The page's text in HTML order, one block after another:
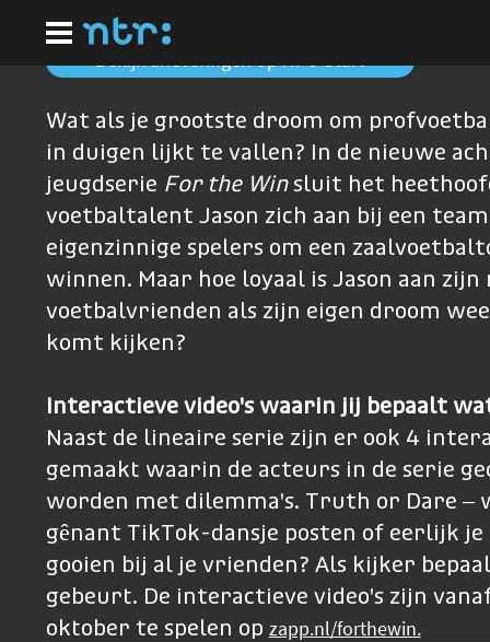
hoofdinhoud
Bekijk afleveringen op NPO Start
Wat als je grootste droom om
in duigen lijkt te vallen? In de nieuwe
jeugdserie For the Winsluit het
voetbaltalent Jason zich aan bij een
eigenzinnige spelers om een
winnen. Maar hoe loyaal is Jason aan zijn
voetbalvrienden als zijn eigen droom
komt kijken?
Interactieve video's waarin jij bepaalt
Naast de lineaire serie zijn er ook 4
gemaakt waarin de acteurs in de serie
worden met dilemma's. Truth or Dare –
gênant TikTok-dansje posten of eerlijk je
gooien bij al je vrienden? Als kijker
gebeurt. De interactieve video's zijn
oktober te spelen op zapp.nl/forthewin.